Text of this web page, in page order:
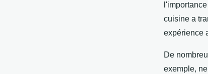
cuisine a
expérience
De
exemple,